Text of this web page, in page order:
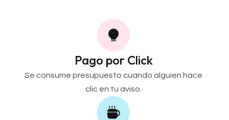
Pago por Click
Se consume presupuesto cuando alguien hace
clic en tu aviso.